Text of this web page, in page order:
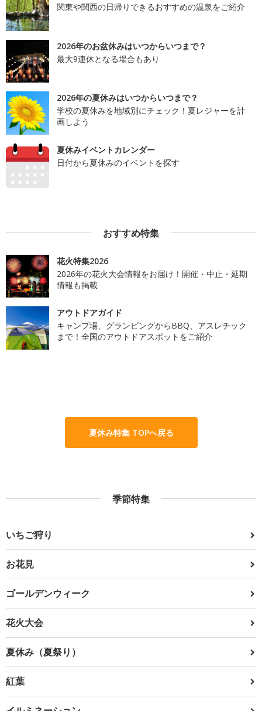
関東や関西の日帰りできるおすすめの温泉をご紹介
2026年のお盆休みはいつからいつまで？
最大9連休となる場合もあり
2026年の夏休みはいつからいつまで？
学校の夏休みを地域別にチェック！夏レジャーを計
画しよう
夏休みイベントカレンダー
日付から夏休みのイベントを探す
おすすめ特集
花火特集2026
2026年の花火大会情報をお届け！開催・中止・延期
情報も掲載
アウトドアガイド
キャンプ場、グランピングからBBQ、アスレチック
まで！全国のアウトドアスポットをご紹介
夏休み特集 TOPへ戻る
季節特集
いちご狩り
お花見
ゴールデンウィーク
花火大会
夏休み（夏祭り）
紅葉